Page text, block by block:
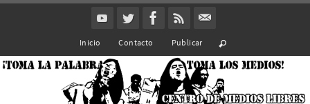
Inicio Contacto Publicar